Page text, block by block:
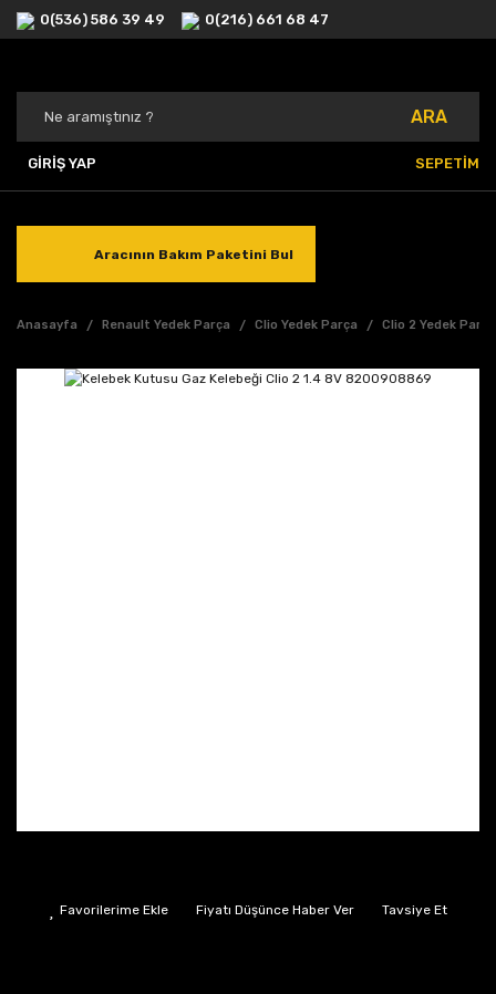
0(536) 586 39 49 0(216) 661 68 47
ARA
GİRİŞ YAP SEPETİM
Aracının Bakım Paketini Bul
Anasayfa Renault Yedek Parça Clio Yedek Parça Clio 2 Yedek
Fiyatı Düşünce Haber Ver Tavsiye Et